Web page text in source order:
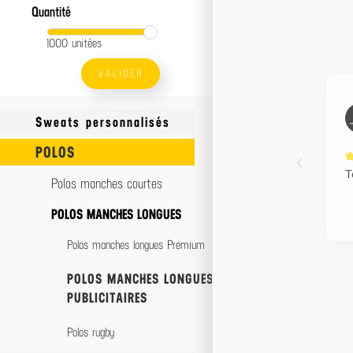
Quantité
1000 unitées
VALIDER
Sweats personnalisés
Sweats Made In France
Teddys
Sweats à capuche
Sweats col rond
Sweats zippés
Pulls
POLOS
Polos manches courtes
POLOS MANCHES LONGUES
Polos manches longues Premium
POLOS MANCHES LONGUES
PUBLICITAIRES
Polos rugby